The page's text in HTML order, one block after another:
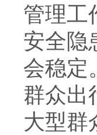
管理工
安全隐
会稳定
群众出
大型群